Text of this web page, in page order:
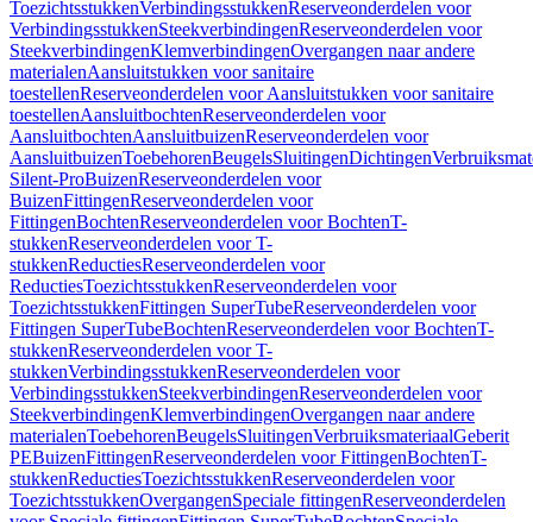
ToezichtsstukkenVerbindingsstukkenReserveonderdelen voor
VerbindingsstukkenSteekverbindingenReserveonderdelen voor
SteekverbindingenKlemverbindingenOvergangen naar andere
materialenAansluitstukken voor sanitaire
toestellenReserveonderdelen voor Aansluitstukken voor sanitaire
toestellenAansluitbochtenReserveonderdelen voor
AansluitbochtenAansluitbuizenReserveonderdelen voor
AansluitbuizenToebehorenBeugelsSluitingenDichtingen
Silent-ProBuizenReserveonderdelen voor
BuizenFittingenReserveonderdelen voor
FittingenBochtenReserveonderdelen voor BochtenT-
stukkenReserveonderdelen voor T-
stukkenReductiesReserveonderdelen voor
ReductiesToezichtsstukkenReserveonderdelen voor
ToezichtsstukkenFittingen SuperTubeReserveonderdelen voor
Fittingen SuperTubeBochtenReserveonderdelen voor BochtenT-
stukkenReserveonderdelen voor T-
stukkenVerbindingsstukkenReserveonderdelen voor
VerbindingsstukkenSteekverbindingenReserveonderdelen voor
SteekverbindingenKlemverbindingenOvergangen naar andere
materialenToebehorenBeugelsSluitingenVerbruiksmateriaalGeberit
PEBuizenFittingenReserveonderdelen voor FittingenBochtenT-
stukkenReductiesToezichtsstukkenReserveonderdelen voor
ToezichtsstukkenOvergangenSpeciale fittingenReserveonderdelen